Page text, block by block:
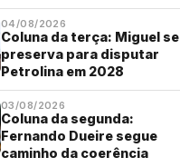
04/08/2026
Coluna da terça: Miguel se
preserva para disputar
Petrolina em 2028
03/08/2026
Coluna da segunda:
Fernando Dueire segue
caminho da coerência